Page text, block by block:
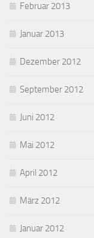
Februar 2013
Januar 2013
Dezember 2012
September 2012
Juni 2012
Mai 2012
April 2012
März 2012
Januar 2012